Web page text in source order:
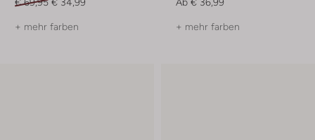
+ mehr farben + mehr farben